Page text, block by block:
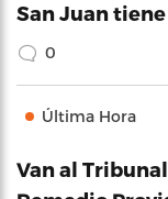
San Juan
0
Última Hora
Van al